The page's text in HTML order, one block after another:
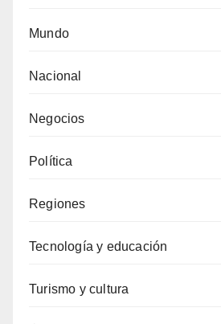
Mundo
Nacional
Negocios
Política
Regiones
Tecnología y educación
Turismo y cultura